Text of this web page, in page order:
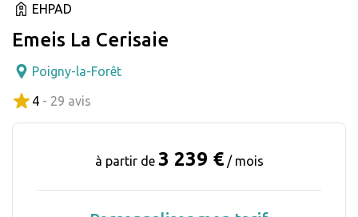
EHPAD
Emeis La Cerisaie
Poigny-la-Forêt
4 - 29 avis
à partir de 3 239 € / mois